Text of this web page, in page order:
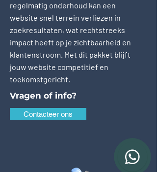
regelmatig onderhoud kan een
website snel terrein verliezen in
zoekresultaten, wat rechtstreeks
impact heeft op je zichtbaarheid en
klantenstroom. Met dit pakket blijft
jouw website competitief en
toekomstgericht.
Vragen of info?
Contacteer ons